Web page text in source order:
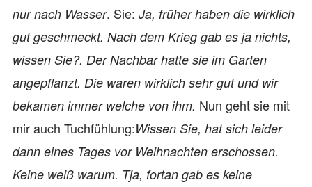
nur nach Wasser. Sie: Ja, früher haben die wirklich
gut geschmeckt. Nach dem Krieg gab es ja nichts,
wissen Sie?. Der Nachbar hatte sie im Garten
angepflanzt. Die waren wirklich sehr gut und wir
bekamen immer welche von ihm. Nun geht sie mit
mir auch Tuchfühlung:Wissen Sie, hat sich leider
dann eines Tages vor Weihnachten erschossen.
Keine weiß warum. Tja, fortan gab es keine